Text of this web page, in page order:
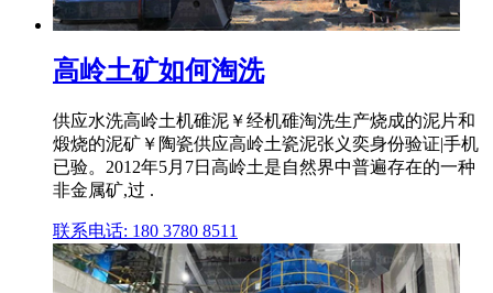
高岭土矿如何淘洗
供应水洗高岭土机碓泥￥经机碓淘洗生产烧成的泥片和
煅烧的泥矿￥陶瓷供应高岭土瓷泥张义奕身份验证|手机
已验。2012年5月7日高岭土是自然界中普遍存在的一种
非金属矿,过 .
联系电话: 180 3780 8511